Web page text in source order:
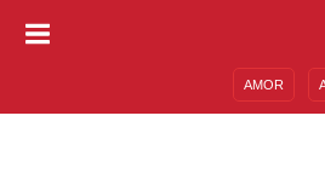
AMOR